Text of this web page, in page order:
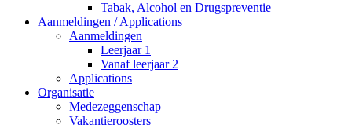
Tabak, Alcohol en Drugspreventie
Aanmeldingen / Applications
Aanmeldingen
Leerjaar 1
Vanaf leerjaar 2
Applications
Organisatie
Medezeggenschap
Vakantieroosters